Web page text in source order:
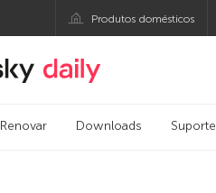
Produtos domésticos
Blog oficial da Kaspersky
Renovar Downloads Suporte